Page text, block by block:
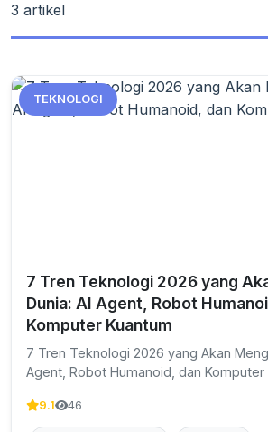
3 artikel
TEKNOLOGI
7 Tren Teknologi 2026 yang
Dunia: AI Agent, Robot
Komputer Kuantum
7 Tren Teknologi 2026 yang Akan
Agent, Robot Humanoid, dan Komputer
9.1 46